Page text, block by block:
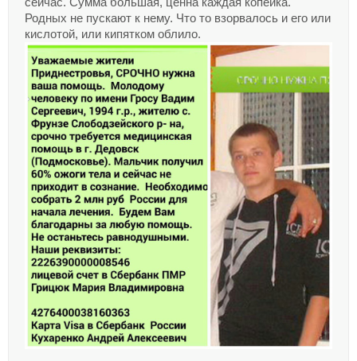
Родных не пускают к нему. Что то взорвалось и его или
кислотой, или кипятком облило.